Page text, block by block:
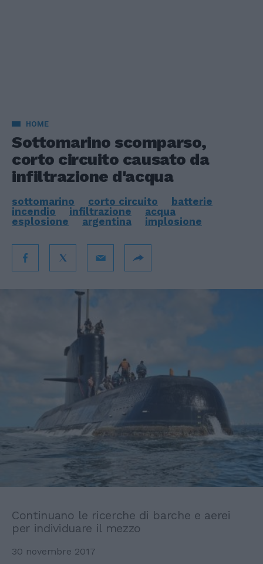
HOME
Sottomarino scomparso,
corto circuito causato da
infiltrazione d'acqua
sottomarino corto circuito
batterie
incendio
infiltrazione
acqua
esplosione
argentina implosione
Continuano le ricerche di barche e aerei
per individuare il mezzo
30 novembre 2017